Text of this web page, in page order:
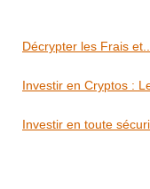
Décrypter les Frais
Investir en Cryptos :
Investir en toute